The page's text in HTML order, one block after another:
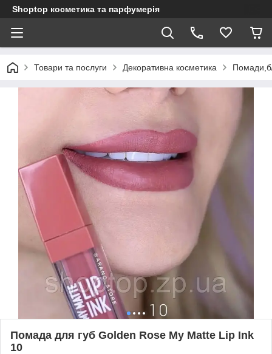
Shoptop косметика та парфумерія
Товари та послуги Декоративна косметика
Помада для губ Golden Rose My Matte Lip Ink
10